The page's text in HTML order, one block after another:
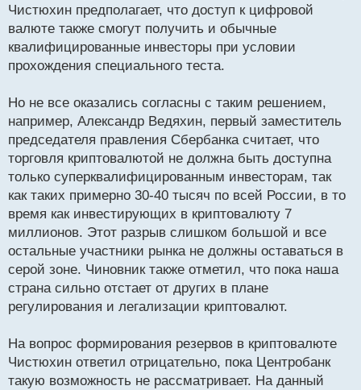
Чистюхин предполагает, что доступ к цифровой
валюте также смогут получить и обычные
квалифицированные инвесторы при условии
прохождения специального теста.
Но не все оказались согласны с таким решением,
например, Александр Ведяхин, первый заместитель
председателя правления Сбербанка считает, что
торговля криптовалютой не должна быть доступна
только суперквалифицированным инвесторам, так
как таких примерно 30-40 тысяч по всей России, в то
время как инвестирующих в криптовалюту 7
миллионов. Этот разрыв слишком большой и все
остальные участники рынка не должны оставаться в
серой зоне. Чиновник также отметил, что пока наша
страна сильно отстает от других в плане
регулирования и легализации криптовалют.
На вопрос формирования резервов в криптовалюте
Чистюхин ответил отрицательно, пока Центробанк
такую возможность не рассматривает. На данный